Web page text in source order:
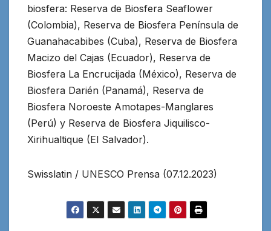
biosfera: Reserva de Biosfera Seaflower
(Colombia), Reserva de Biosfera Península de
Guanahacabibes (Cuba), Reserva de Biosfera
Macizo del Cajas (Ecuador), Reserva de
Biosfera La Encrucijada (México), Reserva de
Biosfera Darién (Panamá), Reserva de
Biosfera Noroeste Amotapes-Manglares
(Perú) y Reserva de Biosfera Jiquilisco-
Xirihualtique (El Salvador).
Swisslatin / UNESCO Prensa (07.12.2023)